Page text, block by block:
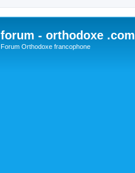
forum - orthodoxe .com
Forum Orthodoxe francophone